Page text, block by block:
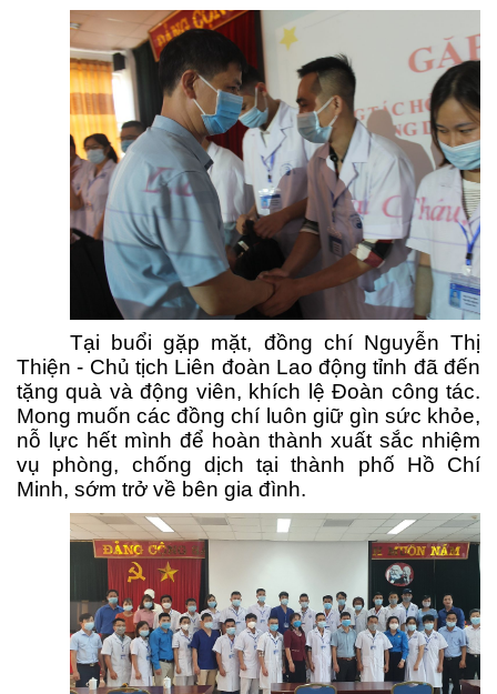
Tại buổi gặp mặt, đồng chí Nguyễn Thị
Thiện - Chủ tịch Liên đoàn Lao động tỉnh đã đến
tặng quà và động viên, khích lệ Đoàn công tác.
Mong muốn các đồng chí luôn giữ gìn sức khỏe,
nỗ lực hết mình để hoàn thành xuất sắc nhiệm
vụ phòng, chống dịch tại thành phố Hồ Chí
Minh, sớm trở về bên gia đình.